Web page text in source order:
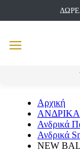
MENU
Αρχική
ΑΝΔΡΙΚΑ
Ανδρικά
Ανδρικά
NEW